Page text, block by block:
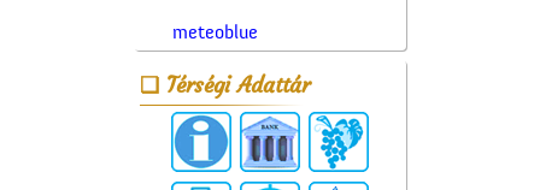
meteoblue
Térségi Adattár